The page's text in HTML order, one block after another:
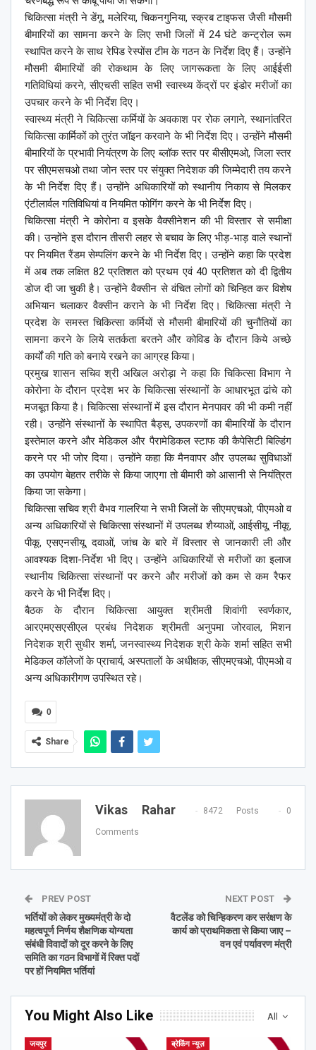
चिकित्सा मंत्री ने डेंगू, मलेरिया, चिकनगुनिया, स्क्रब टाइफस जैसी मौसमी
बीमारियों का सामना करने के लिए सभी जिलों में 24 घंटे कन्ट्रोल रूम
स्थापित करने के साथ रेपिड रेस्पोंस टीम के गठन के निर्देश दिए हैं। उन्होंने
मौसमी बीमारियों की रोकथाम के लिए जागरूकता के लिए आईईसी
गतिविधियां करने, सीएचसी सहित सभी स्वास्थ्य केंद्रों पर इंडोर मरीजों का
उपचार करने के भी निर्देश दिए।
स्वास्थ्य मंत्री ने चिकित्सा कर्मियों के अवकाश पर रोक लगाने, स्थानांतरित
चिकित्सा कार्मिकों को तुरंत जॉइन करवाने के भी निर्देश दिए। उन्होंने मौसमी
बीमारियों के प्रभावी नियंत्रण के लिए ब्लॉक स्तर पर बीसीएमओ, जिला स्तर
पर सीएमसचओ तथा जोन स्तर पर संयुक्त निदेशक की जिम्मेदारी तय करने
के भी निर्देश दिए हैं। उन्होंने अधिकारियों को स्थानीय निकाय से मिलकर
एंटीलार्वल गतिविधियां व नियमित फोगिंग करने के भी निर्देश दिए।
चिकित्सा मंत्री ने कोरोना व इसके वैक्सीनेशन की भी विस्तार से समीक्षा
की। उन्होंने इस दौरान तीसरी लहर से बचाव के लिए भीड़-भाड़ वाले स्थानों
पर नियमित रैंडम सेम्पलिंग करने के भी निर्देश दिए। उन्होंने कहा कि प्रदेश
में अब तक लक्षित 82 प्रतिशत को प्रथम एवं 40 प्रतिशत को दी द्वितीय
डोज दी जा चुकी है। उन्होंने वैक्सीन से वंचित लोगों को चिन्हित कर विशेष
अभियान चलाकर वैक्सीन कराने के भी निर्देश दिए। चिकित्सा मंत्री ने
प्रदेश के समस्त चिकित्सा कर्मियों से मौसमी बीमारियों की चुनौतियों का
सामना करने के लिये सतर्कता बरतने और कोविड के दौरान किये अच्छे
कार्यों की गति को बनाये रखने का आग्रह किया।
प्रमुख शासन सचिव श्री अखिल अरोड़ा ने कहा कि चिकित्सा विभाग ने
कोरोना के दौरान प्रदेश भर के चिकित्सा संस्थानों के आधारभूत ढांचे को
मजबूत किया है। चिकित्सा संस्थानों में इस दौरान मेनपावर की भी कमी नहीं
रही। उन्होंने संस्थानों के स्थापित बैड्स, उपकरणों का बीमारियों के दौरान
इस्तेमाल करने और मेडिकल और पैरामेडिकल स्टाफ की कैपेसिटी बिल्डिंग
करने पर भी जोर दिया। उन्होंने कहा कि मैनवापर और उपलब्ध सुविधाओं
का उपयोग बेहतर तरीके से किया जाएगा तो बीमारी को आसानी से नियंत्रित
किया जा सकेगा।
चिकित्सा सचिव श्री वैभव गालरिया ने सभी जिलों के सीएमएचओ, पीएमओ व
अन्य अधिकारियों से चिकित्सा संस्थानों में उपलब्ध शैय्याओं, आईसीयू, नीकू,
पीकू, एसएनसीयू, दवाओं, जांच के बारे में विस्तार से जानकारी ली और
आवश्यक दिशा-निर्देश भी दिए। उन्होंने अधिकारियों से मरीजों का इलाज
स्थानीय चिकित्सा संस्थानों पर करने और मरीजों को कम से कम रैफर
करने के भी निर्देश दिए।
बैठक के दौरान चिकित्सा आयुक्त श्रीमती शिवांगी स्वर्णकार,
आरएमएसएसीएल प्रबंध निदेशक श्रीमती अनुपमा जोरवाल, मिशन
निदेशक श्री सुधीर शर्मा, जनस्वास्थ्य निदेशक श्री केके शर्मा सहित सभी
मेडिकल कॉलेजों के प्राचार्य, अस्पतालों के अधीक्षक, सीएमएचओ, पीएमओ व
अन्य अधिकारीगण उपस्थित रहे।
0
Share
Vikas Rahar 8472 Posts 0
Comments
PREV POST
भर्तियों को लेकर मुख्यमंत्री के दो
महत्वपूर्ण निर्णय शैक्षणिक योग्यता
संबंधी विवादों को दूर करने के लिए
समिति का गठन विभागों में रिक्त पदों
पर हों नियमित भर्तियां
NEXT POST
वैटलेंड को चिन्हिकरण कर सरंक्षण के
कार्य को प्राथमिकता से किया जाए –
वन एवं पर्यावरण मंत्री
All
You Might Also Like
जयपुर ब्रेकिंग न्यूज़